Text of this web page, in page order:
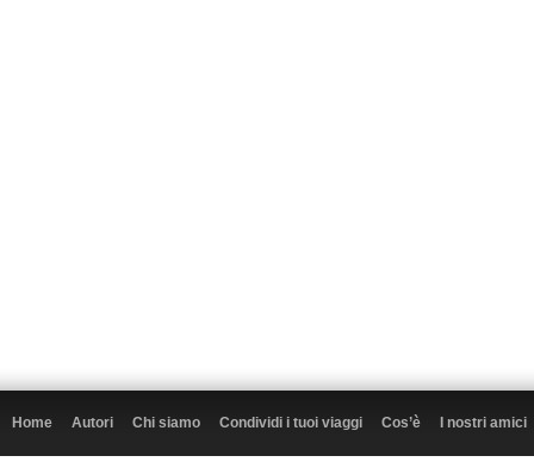
Home Autori Chi siamo Condividi i tuoi viaggi Cos’è I nostri amici